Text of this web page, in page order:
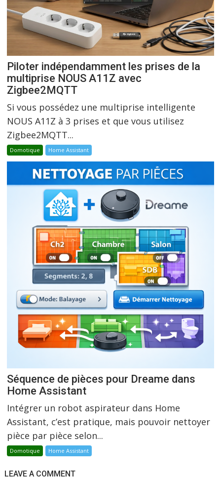
Piloter indépendamment les prises de la
multiprise NOUS A11Z avec
Zigbee2MQTT
Si vous possédez une multiprise intelligente
NOUS A11Z à 3 prises et que vous utilisez
Zigbee2MQTT...
Domotique Home Assistant
Séquence de pièces pour Dreame dans
Home Assistant
Intégrer un robot aspirateur dans Home
Assistant, c’est pratique, mais pouvoir nettoyer
pièce par pièce selon...
Domotique Home Assistant
LEAVE A COMMENT